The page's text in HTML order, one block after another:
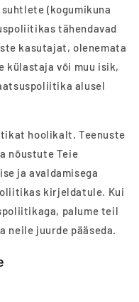
(kogumikuna
tähendavad
kasutajat, olenemata
külastaja või muu isik,
alusel
hoolikalt. Teenuste
nõustute Teie
ja avaldamisega
kirjeldatule. Kui
palume teil
neile juurde pääseda.